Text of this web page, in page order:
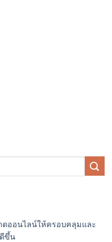
ดออนไลน์ให้ครอบคลุมและ
ขึ้น